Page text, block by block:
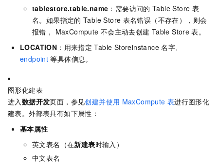
tablestore.table.name ：需要访问的 Table Store 表
名。如果指定的 Table Store 表名错误（不存在），则会
报错， MaxCompute 不会主动去创建 Table Store 表。
LOCATION ：用来指定 Table Storeinstance 名字、
endpoint 等具体信息。
图形化建表
进入 数据开发页面，参见创建并使用 MaxCompute 表进行图形化
建表。外部表具有如下属性：
基本属性
英文表名（在新建表时输入）
中文表名